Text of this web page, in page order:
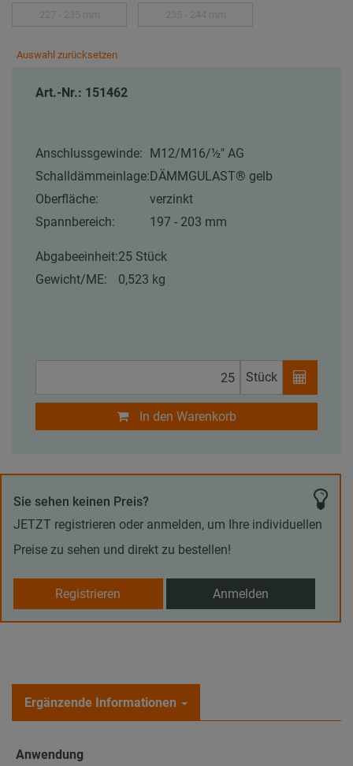
Auswahl zurücksetzen
Art.-Nr.: 151462
Anschlussgewinde:
M12/M16/½″ AG
Schalldämmeinlage: DÄMMGULAST® gelb
Oberfläche:
verzinkt
Spannbereich:
197 - 203 mm
Abgabeeinheit:25 Stück
Gewicht/ME:
0,523 kg
Stück
In den Warenkorb
Sie sehen keinen Preis?
JETZT registrieren oder anmelden, um Ihre individuellen
Preise zu sehen und direkt zu bestellen!
Registrieren Anmelden
Ergänzende Informationen
Anwendung